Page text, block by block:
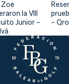
Zoe
la VIII
Junior –
–